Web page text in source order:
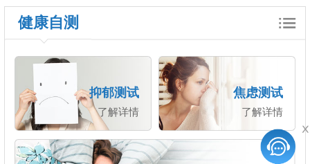
健康自测
抑郁测试
了解详情
焦虑测试
了解详情